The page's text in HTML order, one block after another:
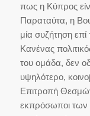
πως η Κύπρος
Παραταύτα, η
μία συζήτηση
Κανένας
του ομάδα, δεν
υψηλότερο,
Επιτροπή
εκπρόσωποι των